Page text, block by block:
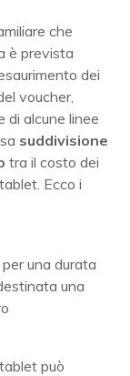
che
è prevista
dei
voucher,
di alcune linee
suddivisione
tra il costo dei
Ecco i
una durata
una
può